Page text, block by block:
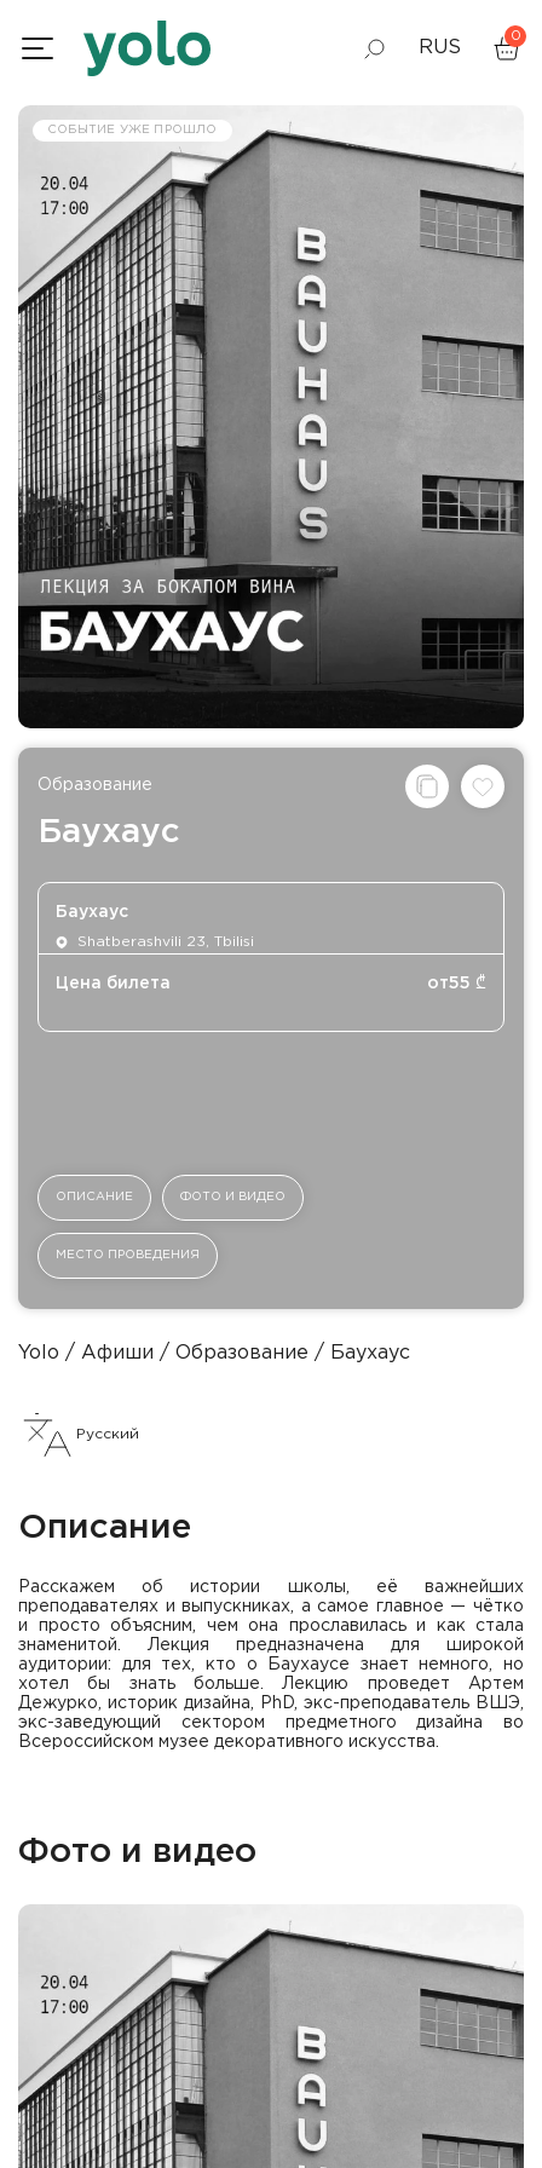
RUS
ENG
0
СОБЫТИЕ УЖЕ ПРОШЛО
Образование
Баухаус
Баухаус
Shatberashvili 23, Tbilisi
Цена билета от55 ₾
ОПИСАНИЕ ФОТО И ВИДЕО
МЕСТО ПРОВЕДЕНИЯ
Yolo Афиши Образование Баухаус
Русский
Описание
Расскажем об истории школы, её важнейших
преподавателях и выпускниках, а самое главное — чётко
и просто объясним, чем она прославилась и как стала
знаменитой. Лекция предназначена для широкой
аудитории: для тех, кто о Баухаусе знает немного, но
хотел бы знать больше. Лекцию проведет Артем
Дежурко, историк дизайна, PhD, экс-преподаватель ВШЭ,
экс-заведующий сектором предметного дизайна во
Всероссийском музее декоративного искусства.
Фото и видео